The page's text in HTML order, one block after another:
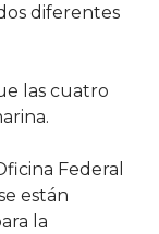
diferentes
las cuatro
Federal
están
la